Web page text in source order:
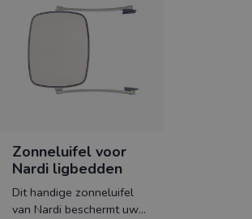
Zonneluifel voor
Nardi ligbedden
Dit handige zonneluifel
van Nardi beschermt uw